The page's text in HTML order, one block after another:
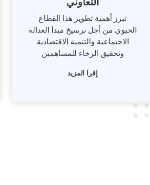
تبرز أهمية تطوير هذا القطاع
الحيوي من أجل ترسيخ مبدأ العدالة
الاجتماعية والتنمية الاقتصادية
وتحقيق الرخاء للمساهمين
إقرا المزيد